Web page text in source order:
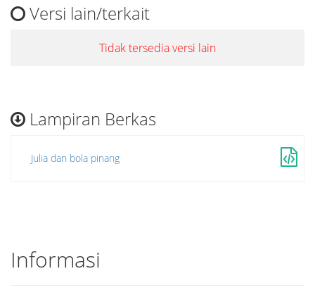
Versi lain/terkait
Tidak tersedia versi lain
Lampiran Berkas
Julia dan bola pinang
Informasi